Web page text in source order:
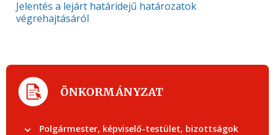
Jelentés a lejárt határidejű határozatok
végrehajtásáról
ÖNKORMÁNYZAT
Polgármester, képviselő-testület, bizottságok